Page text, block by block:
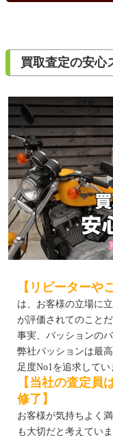
買取査定の安心
【リピーターや
は、お客様の立場に
が評価されてのこと
事実、パッションの
弊社パッションは最
足度No1を追求してい
【当社の査定員
修了】
お客様が気持ちよく
も大切だと考えています。 買取提示価格がお客様の